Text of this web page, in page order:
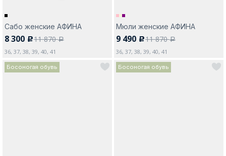
Сабо женские АФИНА
8 300 c11 870a
36, 37, 38, 39, 40, 41
Мюли женские АФИНА
9 490 c11 870a
36, 37, 38, 39, 40, 41
Босоногая обувь Босоногая обувь